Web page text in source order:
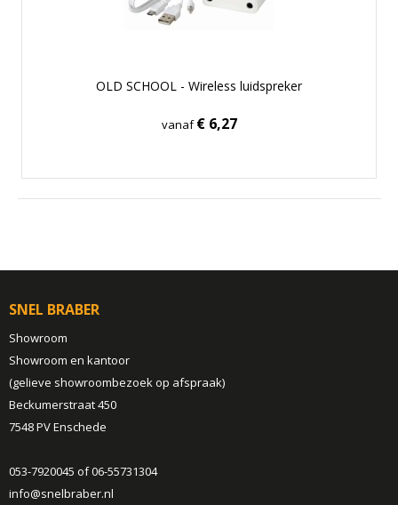
OLD SCHOOL - Wireless luidspreker
vanaf€ 6,27
SNEL BRABER
Showroom
Showroom en kantoor
(gelieve showroombezoek op afspraak)
Beckumerstraat 450
7548 PV Enschede
053-7920045 of 06-55731304
info@snelbraber.nl